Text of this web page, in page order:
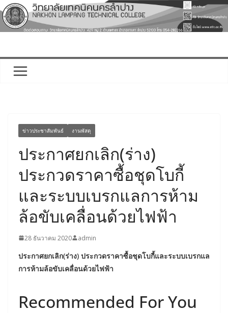
Skip
to
content
ข่าวประชาสัมพันธ์ งานพัสดุ
ประกาศยกเลิก(ร่าง)
ประกวดราคาซื้อชุดโบกี้
และระบบเบรกแลการห้าม
ล้อขับเคลื่อนด้วยไฟฟ้า
28 ธันวาคม 2020 admin
ประกาศยกเลิก(ร่าง) ประกวดราคาซื้อชุดโบกี้และระบบเบรกแล
การห้ามล้อขับเคลื่อนด้วยไฟฟ้า
Recommended For You